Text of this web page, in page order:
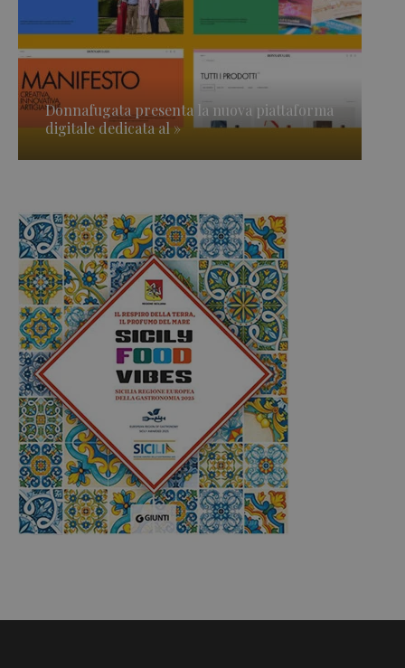
Donnafugata presenta la nuova piattaforma
digitale dedicata al »